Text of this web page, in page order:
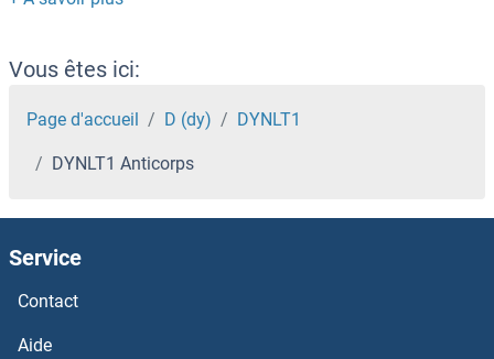
DYNC1LI2 Anticorps
DYNC1LI1 Anticorps
DYNC1I2 Anticorps
DYNC1I1 Anticorps
Dynamin 3 Anticorps
Vous êtes ici:
Page d'accueil D (dy) DYNLT1
DYNLT1 Anticorps
Service
Contact
Aide